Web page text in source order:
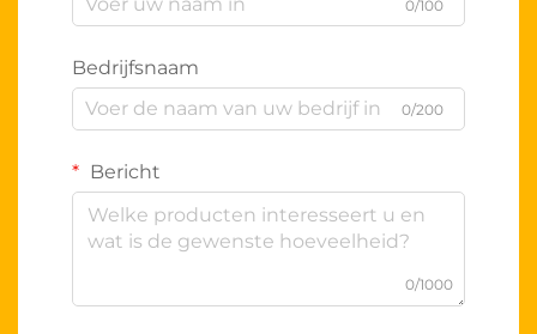
0/100
Bedrijfsnaam
0/200
Bericht
0/1000